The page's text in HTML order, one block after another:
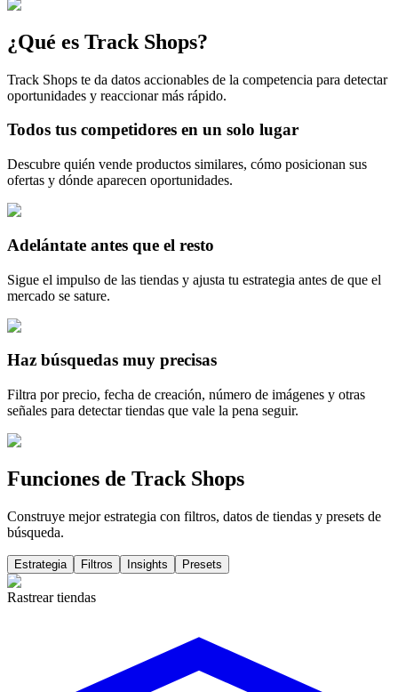
¿Qué es Track Shops?
Track Shops te da datos accionables de la competencia para detectar
oportunidades y reaccionar más rápido.
Todos tus competidores en un solo lugar
Descubre quién vende productos similares, cómo posicionan sus
ofertas y dónde aparecen oportunidades.
Adelántate antes que el resto
Sigue el impulso de las tiendas y ajusta tu estrategia antes de que el
mercado se sature.
Haz búsquedas muy precisas
Filtra por precio, fecha de creación, número de imágenes y otras
señales para detectar tiendas que vale la pena seguir.
Funciones de Track Shops
Construye mejor estrategia con filtros, datos de tiendas y presets de
búsqueda.
Estrategia Filtros Insights Presets
Rastrear tiendas